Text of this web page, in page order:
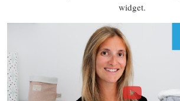
widget.